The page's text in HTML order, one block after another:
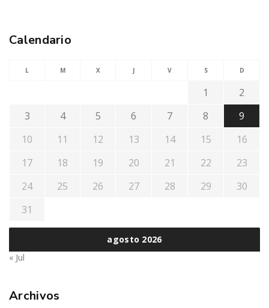
Calendario
agosto 2026
L M X J V S D
1
2
3
4 5 6 7 8
9
10
11 12 13 14 15
16
17
18 19 20 21 22
23
24
25 26 27 28 29
30
31
« Jul
Archivos